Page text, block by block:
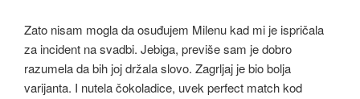
Zato nisam mogla da osuđujem Milenu kad mi je ispričala
za incident na svadbi. Jebiga, previše sam je dobro
razumela da bih joj držala slovo. Zagrljaj je bio bolja
varijanta. I nutela čokoladice, uvek perfect match kod